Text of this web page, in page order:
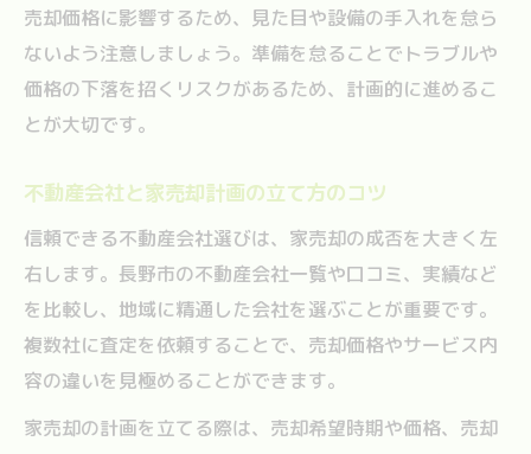
売却価格に影響するため、見た目や設備の手入れを怠ら
ないよう注意しましょう。準備を怠ることでトラブルや
価格の下落を招くリスクがあるため、計画的に進めるこ
とが大切です。
不動産会社と家売却計画の立て方のコツ
信頼できる不動産会社選びは、家売却の成否を大きく左
右します。長野市の不動産会社一覧や口コミ、実績など
を比較し、地域に精通した会社を選ぶことが重要です。
複数社に査定を依頼することで、売却価格やサービス内
容の違いを見極めることができます。
家売却の計画を立てる際は、売却希望時期や価格、売却